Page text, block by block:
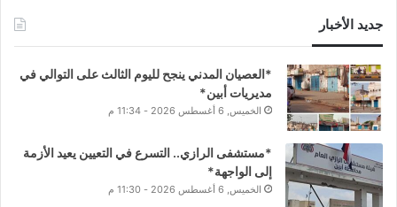
جديد الأخبار
*العصيان المدني ينجح لليوم الثالث على التوالي في
مديريات أبين*
الخميس, 6 أغسطس 2026 - 11:34 م
*مستشفى الرازي.. التسرع في التعيين يعيد الأزمة
إلى الواجهة*
الخميس, 6 أغسطس 2026 - 11:30 م